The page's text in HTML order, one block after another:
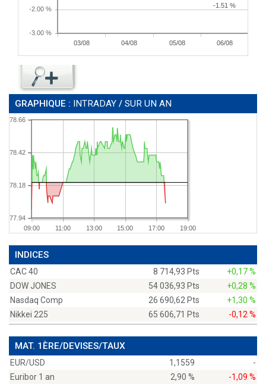
GRAPHIQUE : INTRADAY / SUR UN AN
09:00 11:00 13:00 15:00 17:00 19:00
77.94
78.18
78.42
78.66
INDICES
CAC 40 8 714,93 Pts
+0,17 %
DOW JONES
54 036,93 Pts
+0,28 %
Nasdaq Comp
26 690,62 Pts
+1,30 %
Nikkei 225
65 606,71 Pts -0,12 %
MAT. 1ÈRE/DEVISES/TAUX
EUR/USD 1,1559
-
Euribor 1 an
2,90 %
-1,09 %